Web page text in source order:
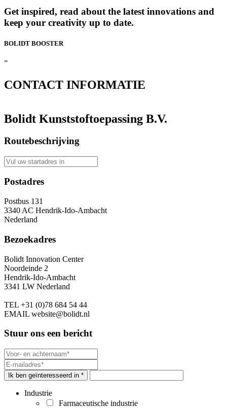
Get inspired, read about the latest innovations and
keep your creativity up to date.
BOLIDT BOOSTER
”
CONTACT INFORMATIE
Bolidt Kunststoftoepassing B.V.
Routebeschrijving
Postadres
Postbus 131
3340 AC Hendrik-Ido-Ambacht
Nederland
Bezoekadres
Bolidt Innovation Center
Noordeinde 2
Hendrik-Ido-Ambacht
3341 LW Nederland
TEL +31 (0)78 684 54 44
EMAIL website@bolidt.nl
Stuur ons een bericht
Ik ben geïnteresseerd in *
Industrie
Farmaceutische industrie